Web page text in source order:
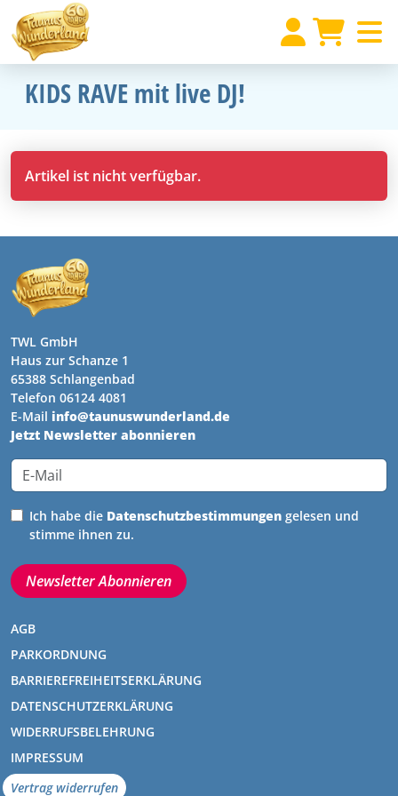
KIDS RAVE mit live DJ!
Artikel ist nicht verfügbar.
TWL GmbH
Haus zur Schanze 1
65388 Schlangenbad
Telefon 06124 4081
E-Mail info@taunuswunderland.de
Jetzt Newsletter abonnieren
Ich habe die Datenschutz­bestimmungen gelesen und
stimme ihnen zu.
Newsletter Abonnieren
AGB
PARKORDNUNG
BARRIEREFREIHEITSERKLÄRUNG
DATENSCHUTZERKLÄRUNG
WIDERRUFSBELEHRUNG
IMPRESSUM
Vertrag widerrufen